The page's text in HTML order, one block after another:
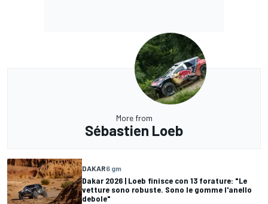
More from
Sébastien Loeb
DAKAR6 gm
Dakar 2026 | Loeb finisce con 13 forature: "Le
vetture sono robuste. Sono le gomme l'anello
debole"